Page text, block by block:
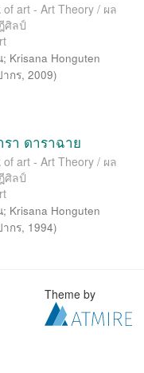
of art - Art Theory / ผล
ศิลป์
; Krisana Honguten
กร, 2009)
า ดาราฉาย
of art - Art Theory / ผล
ศิลป์
; Krisana Honguten
กร, 1994)
Theme by